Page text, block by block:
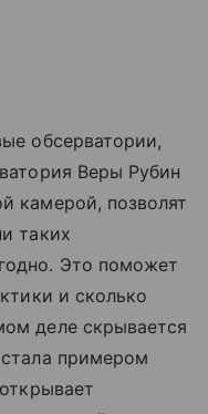
обсерватории,
Веры Рубин
камерой, позволят
таких
Это поможет
и сколько
деле скрывается
примером
открывает